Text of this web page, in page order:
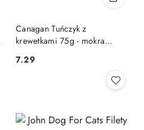
Canagan Tuńczyk z
krewetkami 75g - mokra
Cena:
7.29